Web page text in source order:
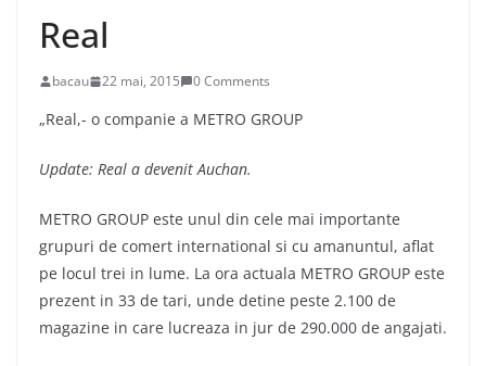
Real
bacau 22 mai, 2015 0 Comments
„Real,- o companie a METRO GROUP
Update: Real a devenit Auchan.
METRO GROUP este unul din cele mai importante
grupuri de comert international si cu amanuntul, aflat
pe locul trei in lume. La ora actuala METRO GROUP este
prezent in 33 de tari, unde detine peste 2.100 de
magazine in care lucreaza in jur de 290.000 de angajati.